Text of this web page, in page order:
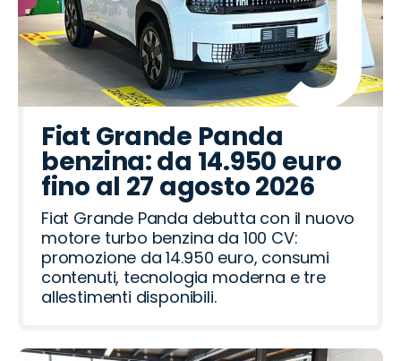
Fiat Grande Panda
benzina: da 14.950 euro
fino al 27 agosto 2026
Fiat Grande Panda debutta con il nuovo
motore turbo benzina da 100 CV:
promozione da 14.950 euro, consumi
contenuti, tecnologia moderna e tre
allestimenti disponibili.